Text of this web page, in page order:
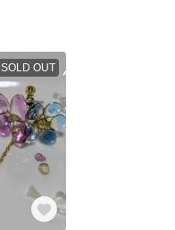
SOLD OUT